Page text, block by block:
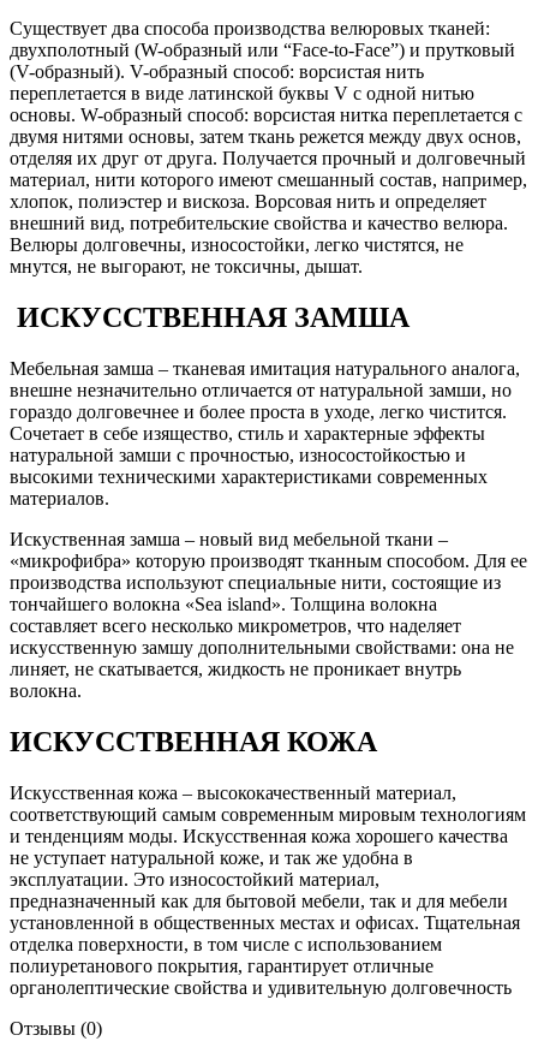
Существует два способа производства велюровых тканей:
двухполотный (W-образный или “Face-to-Face”) и прутковый
(V-образный). V-образный способ: ворсистая нить
переплетается в виде латинской буквы V с одной нитью
основы. W-образный способ: ворсистая нитка переплетается с
двумя нитями основы, затем ткань режется между двух основ,
отделяя их друг от друга. Получается прочный и долговечный
материал, нити которого имеют смешанный состав, например,
хлопок, полиэстер и вискоза. Ворсовая нить и определяет
внешний вид, потребительские свойства и качество велюра.
Велюры долговечны, износостойки, легко чистятся, не
мнутся, не выгорают, не токсичны, дышат.
ИСКУССТВЕННАЯ ЗАМША
Мебельная замша – тканевая имитация натурального аналога,
внешне незначительно отличается от натуральной замши, но
гораздо долговечнее и более проста в уходе, легко чистится.
Сочетает в себе изящество, стиль и характерные эффекты
натуральной замши с прочностью, износостойкостью и
высокими техническими характеристиками современных
материалов.
Искуственная замша – новый вид мебельной ткани –
«микрофибра» которую производят тканным способом. Для ее
производства используют специальные нити, состоящие из
тончайшего волокна «Sea island». Толщина волокна
составляет всего несколько микрометров, что наделяет
искусственную замшу дополнительными свойствами: она не
линяет, не скатывается, жидкость не проникает внутрь
волокна.
ИСКУССТВЕННАЯ КОЖА
Искусственная кожа – высококачественный материал,
соответствующий самым современным мировым технологиям
и тенденциям моды. Искусственная кожа хорошего качества
не уступает натуральной коже, и так же удобна в
эксплуатации. Это износостойкий материал,
предназначенный как для бытовой мебели, так и для мебели
установленной в общественных местах и офисах. Тщательная
отделка поверхности, в том числе с использованием
полиуретанового покрытия, гарантирует отличные
органолептические свойства и удивительную долговечность
Отзывы (0)